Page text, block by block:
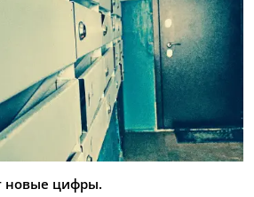
новые цифры.